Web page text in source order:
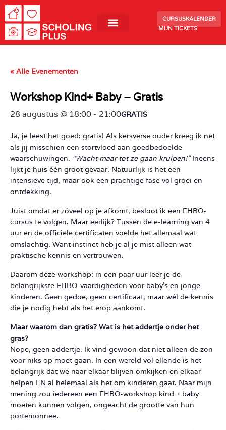
CURSUSKALENDER
MIJN TICKETS
« Alle Evenementen
Workshop Kind+ Baby – Gratis
28 augustus @ 18:00 - 21:00GRATIS
Ja, je leest het goed: gratis! Als kersverse ouder kreeg ik net
als jij misschien een stortvloed aan goedbedoelde
waarschuwingen. “Wacht maar tot ze gaan kruipen!”Ineens
lijkt je huis één groot gevaar. Natuurlijk is het een
intensieve tijd, maar ook een prachtige fase vol groei en
ontdekking.
Juist omdat er zóveel op je afkomt, besloot ik een EHBO-
cursus te volgen. Maar eerlijk? Tussen de e-learning van 4
uur en de officiële certificaten voelde het allemaal wat
omslachtig. Want instinct heb je al je mist alleen wat
praktische kennis en vertrouwen.
Daarom deze workshop: in een paar uur leer je de
belangrijkste EHBO-vaardigheden voor baby’s en jonge
kinderen. Geen gedoe, geen certificaat, maar wél de kennis
die je nodig hebt als het erop aankomt.
Maar waarom dan gratis? Wat is het addertje onder het
gras?
Nope, geen addertje. Ik vind gewoon dat niet alleen de zon
voor niks op moet gaan. In een wereld vol ellende is het
belangrijk dat we naar elkaar blijven omkijken en elkaar
helpen EN al helemaal als het om kinderen gaat. Naar mijn
mening zou iedereen een EHBO-workshop kind + baby
moeten kunnen volgen, ongeacht de grootte van hun
portemonnee.